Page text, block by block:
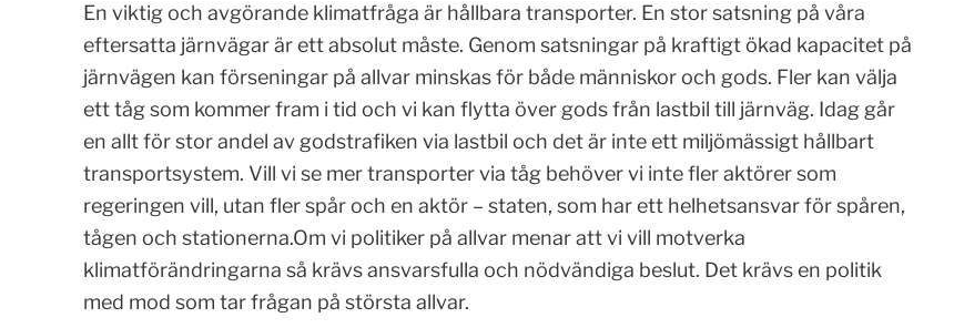
En viktig och avgörande klimatfråga är hållbara transporter. En stor satsning på våra
eftersatta järnvägar är ett absolut måste. Genom satsningar på kraftigt ökad kapacitet på
järnvägen kan förseningar på allvar minskas för både människor och gods. Fler kan välja
ett tåg som kommer fram i tid och vi kan flytta över gods från lastbil till järnväg. Idag går
en allt för stor andel av godstrafiken via lastbil och det är inte ett miljömässigt hållbart
transportsystem. Vill vi se mer transporter via tåg behöver vi inte fler aktörer som
regeringen vill, utan fler spår och en aktör – staten, som har ett helhetsansvar för spåren,
tågen och stationerna.Om vi politiker på allvar menar att vi vill motverka
klimatförändringarna så krävs ansvarsfulla och nödvändiga beslut. Det krävs en politik
med mod som tar frågan på största allvar.